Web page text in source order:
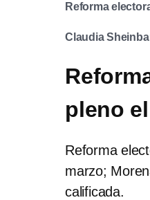
Reforma
Claudia
pleno
Reforma
marzo;
calificada.